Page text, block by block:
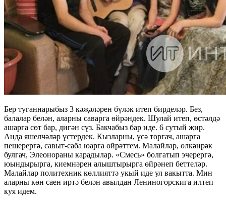
Бер туганнарыбыз 3 кәҗәләрен бүләк итеп бирделәр. Без,
балалар белән, аларны саварга өйрәндек. Шулай итеп, өстәлдә
ашарга сөт бар, дигән сүз. Бакчабыз бар иде. 6 сутый җир.
Анда яшелчәләр үстердек. Кызларны, үсә торгач, ашарга
пешерергә, савыт-саба юарга өйрәттем. Малайлар, өлкәнрәк
булгач, Элеонораны карадылар. «Смесь» болгатып эчерергә,
юындырырга, киемнәрен алыштырырга өйрәнеп беттеләр.
Малайлар политехник көллияттә укый иде ул вакытта. Мин
аларны көн саен иртә белән авылдан Лениногорскига илтеп
куя идем.